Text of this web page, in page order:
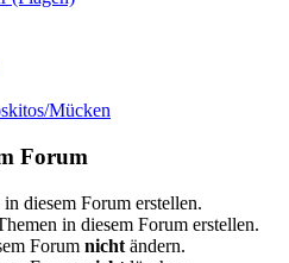
Mücken
Forum
diesem Forum erstellen.
in diesem Forum erstellen.
Forum nicht ändern.